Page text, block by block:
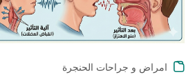
امراض و جراحات الحنجرة